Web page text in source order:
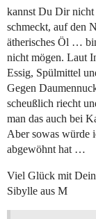
kannst Du Dir nicht
schmeckt, auf den
ätherisches Öl …
nicht mögen. Laut
Essig, Spülmittel
Gegen
scheußlich riecht
man das auch bei
Aber sowas würde
abgewöhnt hat …
Viel Glück mit
Sibylle aus M